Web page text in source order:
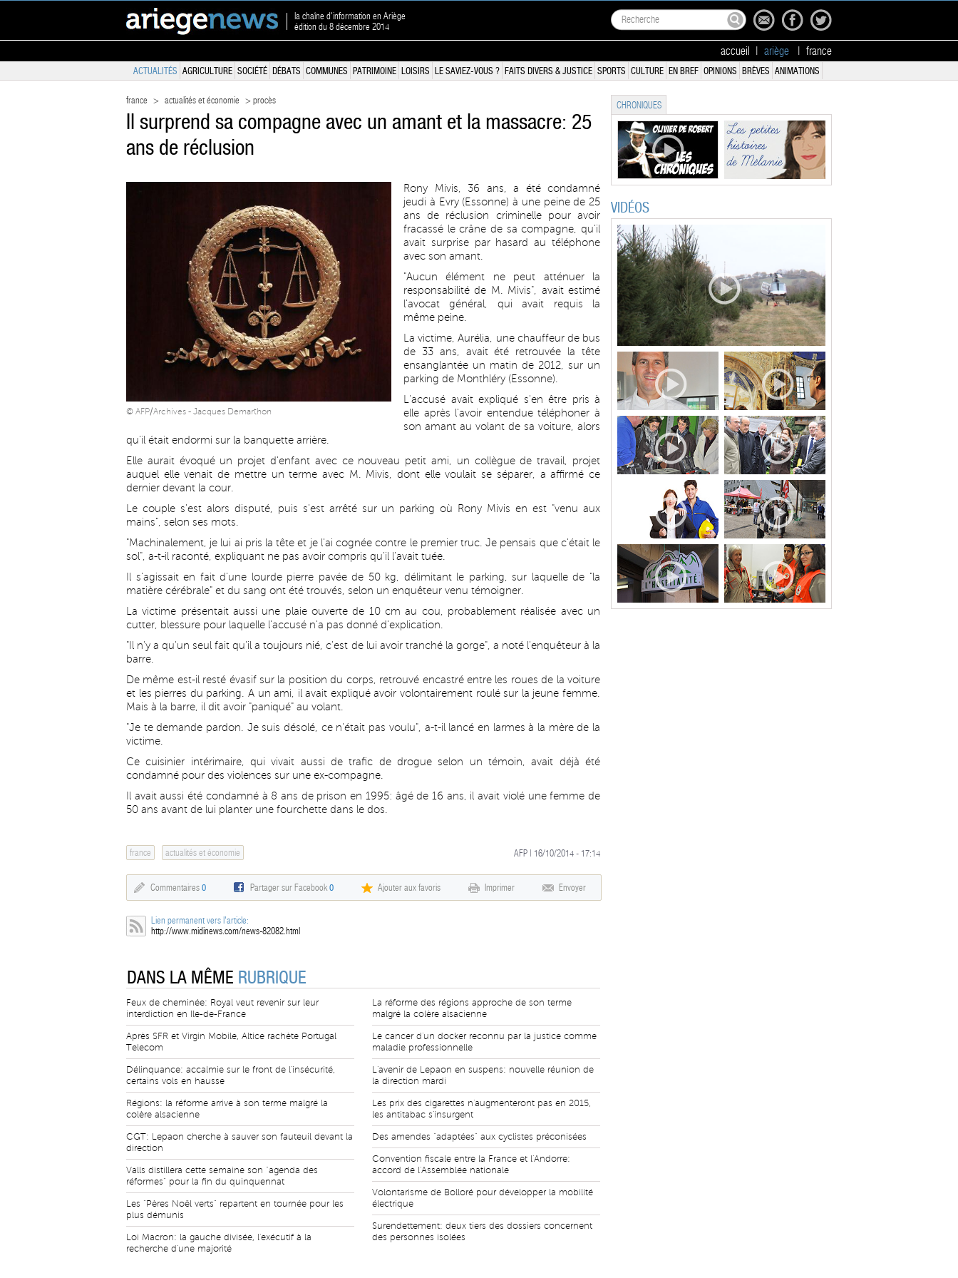
la chaîne d'information en Ariège
édition du 8 décembre 2014
accueil ariège france
ACTUALITÉS AGRICULTURE SOCIÉTÉ DÉBATS COMMUNES PATRIMOINE LOISIRS LE SAVIEZ-VOUS ? FAITS DIVERS & JUSTICE SPORTS CULTURE EN BREF OPINIONS BRÈVES ANIMATIONS
france > actualités et économie > procès
Il surprend sa compagne avec un amant et la massacre: 25
ans de réclusion
© AFP/Archives - Jacques Demarthon
Rony Mivis, 36 ans, a été condamné
jeudi à Evry (Essonne) à une peine de 25
ans de réclusion criminelle pour avoir
fracassé le crâne de sa compagne, qu'il
avait surprise par hasard au téléphone
avec son amant.
"Aucun élément ne peut atténuer la
responsabilité de M. Mivis", avait estimé
l'avocat général, qui avait requis la
même peine.
La victime, Aurélia, une chauffeur de bus
de 33 ans, avait été retrouvée la tête
ensanglantée un matin de 2012, sur un
parking de Monthléry (Essonne).
L'accusé avait expliqué s'en être pris à
elle après l'avoir entendue téléphoner à
son amant au volant de sa voiture, alors
qu'il était endormi sur la banquette arrière.
Elle aurait évoqué un projet d'enfant avec ce nouveau petit ami, un collègue de travail, projet
auquel elle venait de mettre un terme avec M. Mivis, dont elle voulait se séparer, a affirmé ce
dernier devant la cour.
Le couple s'est alors disputé, puis s'est arrêté sur un parking où Rony Mivis en est "venu aux
mains", selon ses mots.
"Machinalement, je lui ai pris la tête et je l'ai cognée contre le premier truc. Je pensais que c'était le
sol", a-t-il raconté, expliquant ne pas avoir compris qu'il l'avait tuée.
Il s'agissait en fait d'une lourde pierre pavée de 50 kg, délimitant le parking, sur laquelle de "la
matière cérébrale" et du sang ont été trouvés, selon un enquêteur venu témoigner.
La victime présentait aussi une plaie ouverte de 10 cm au cou, probablement réalisée avec un
cutter, blessure pour laquelle l'accusé n'a pas donné d'explication.
"Il n'y a qu'un seul fait qu'il a toujours nié, c'est de lui avoir tranché la gorge", a noté l'enquêteur à la
barre.
De même est-il resté évasif sur la position du corps, retrouvé encastré entre les roues de la voiture
et les pierres du parking. A un ami, il avait expliqué avoir volontairement roulé sur la jeune femme.
Mais à la barre, il dit avoir "paniqué" au volant.
"Je te demande pardon. Je suis désolé, ce n'était pas voulu", a-t-il lancé en larmes à la mère de la
victime.
Ce cuisinier intérimaire, qui vivait aussi de trafic de drogue selon un témoin, avait déjà été
condamné pour des violences sur une ex-compagne.
Il avait aussi été condamné à 8 ans de prison en 1995: âgé de 16 ans, il avait violé une femme de
50 ans avant de lui planter une fourchette dans le dos.
france actualités et économie AFP | 16/10/2014 - 17:14
Commentaires 0 Partager sur Facebook0 Ajouter aux favoris Imprimer Envoyer
Lien permanent vers l'article:
http://www.midinews.com/news-82082.html
DANS LA MÊME RUBRIQUE
Feux de cheminée: Royal veut revenir sur leur
interdiction en Ile-de-France
Après SFR et Virgin Mobile, Altice rachète Portugal
Telecom
Délinquance: accalmie sur le front de l'insécurité,
certains vols en hausse
Régions: la réforme arrive à son terme malgré la
colère alsacienne
CGT: Lepaon cherche à sauver son fauteuil devant la
direction
Valls distillera cette semaine son "agenda des
réformes" pour la fin du quinquennat
Les "Pères Noël verts" repartent en tournée pour les
plus démunis
Loi Macron: la gauche divisée, l'exécutif à la
recherche d'une majorité
La réforme des régions approche de son terme
malgré la colère alsacienne
Le cancer d'un docker reconnu par la justice comme
maladie professionnelle
L'avenir de Lepaon en suspens: nouvelle réunion de
la direction mardi
Les prix des cigarettes n'augmenteront pas en 2015,
les antitabac s'insurgent
Des amendes "adaptées" aux cyclistes préconisées
Convention fiscale entre la France et l'Andorre:
accord de l'Assemblée nationale
Volontarisme de Bolloré pour développer la mobilité
électrique
Surendettement: deux tiers des dossiers concernent
des personnes isolées
CHRONIQUES
VIDÉOS